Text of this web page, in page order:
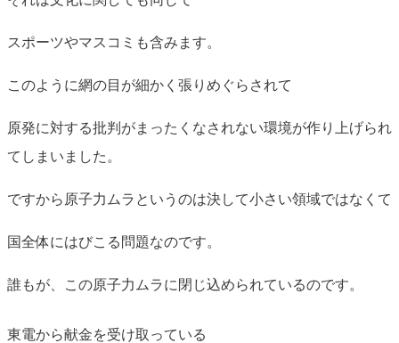
スポーツやマスコミも含みます。
このように網の目が細かく張りめぐらされて
原発に対する批判がまったくなされない環境が作り上げられ
てしまいました。
ですから原子力ムラというのは決して小さい領域ではなくて
国全体にはびこる問題なのです。
誰もが、この原子力ムラに閉じ込められているのです。
東電から献金を受け取っている